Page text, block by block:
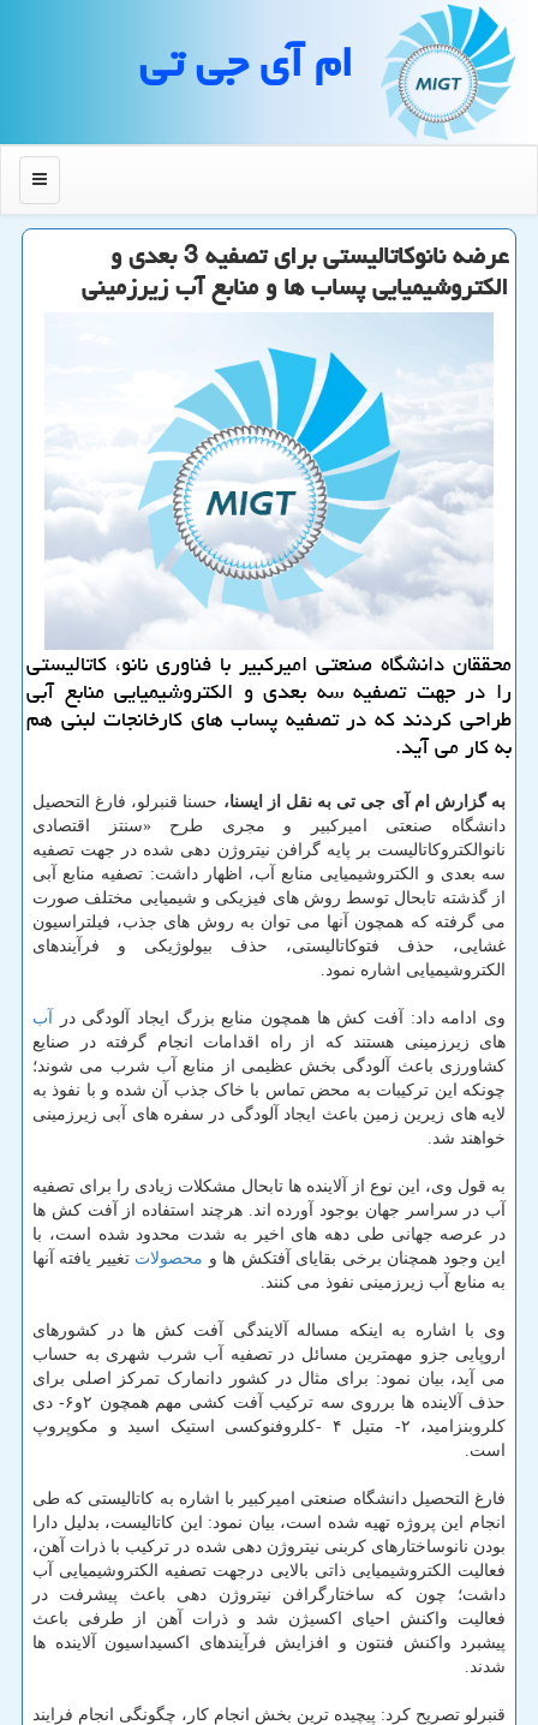
ام آی جی تی
منو
عرضه نانوكاتالیستی برای تصفیه 3 بعدی و
الكتروشیمیایی پساب ها و منابع آب زیرزمینی
محققان دانشگاه صنعتی امیركبیر با فناوری نانو، كاتالیستی
را در جهت تصفیه سه بعدی و الكتروشیمیایی منابع آبی
طراحی كردند كه در تصفیه پساب های كارخانجات لبنی هم
به كار می آید.
به گزارش ام آی جی تی به نقل از ایسنا، حسنا قنبرلو، فارغ التحصیل
دانشگاه صنعتی امیرکبیر و مجری طرح «سنتز اقتصادی
نانوالکتروکاتالیست بر پایه گرافن نیتروژن دهی شده در جهت تصفیه
سه بعدی و الکتروشیمیایی منابع آب، اظهار داشت: تصفیه منابع آبی
از گذشته تابحال توسط روش های فیزیکی و شیمیایی مختلف صورت
می گرفته که همچون آنها می توان به روش های جذب، فیلتراسیون
غشایی، حذف فتوکاتالیستی، حذف بیولوژیکی و فرآیندهای
الکتروشیمیایی اشاره نمود.
وی ادامه داد: آفت کش ها همچون منابع بزرگ ایجاد آلودگی در آب
های زیرزمینی هستند که از راه اقدامات انجام گرفته در صنایع
کشاورزی باعث آلودگی بخش عظیمی از منابع آب شرب می شوند؛
چونکه این ترکیبات به محض تماس با خاک جذب آن شده و با نفوذ به
لایه های زیرین زمین باعث ایجاد آلودگی در سفره های آبی زیرزمینی
خواهند شد.
به قول وی، این نوع از آلاینده ها تابحال مشکلات زیادی را برای تصفیه
آب در سراسر جهان بوجود آورده اند. هرچند استفاده از آفت کش ها
در عرصه جهانی طی دهه های اخیر به شدت محدود شده است، با
این وجود همچنان برخی بقایای آفتکش ها و محصولات تغییر یافته آنها
به منابع آب زیرزمینی نفوذ می کنند.
وی با اشاره به اینکه مساله آلایندگی آفت کش ها در کشورهای
اروپایی جزو مهمترین مسائل در تصفیه آب شرب شهری به حساب
می آید، بیان نمود: برای مثال در کشور دانمارک تمرکز اصلی برای
حذف آلاینده ها برروی سه ترکیب آفت کشی مهم همچون ۲و۶- دی
کلروبنزامید، ۲- متیل ۴ -کلروفنوکسی استیک اسید و مکوپروپ
است.
فارغ التحصیل دانشگاه صنعتی امیرکبیر با اشاره به کاتالیستی که طی
انجام این پروژه تهیه شده است، بیان نمود: این کاتالیست، بدلیل دارا
بودن نانوساختارهای کربنی نیتروژن دهی شده در ترکیب با ذرات آهن،
فعالیت الکتروشیمیایی ذاتی بالایی درجهت تصفیه الکتروشیمیایی آب
داشت؛ چون که ساختارگرافن نیتروژن دهی باعث پیشرفت در
فعالیت واکنش احیای اکسیژن شد و ذرات آهن از طرفی باعث
پیشبرد واکنش فنتون و افزایش فرآیندهای اکسیداسیون آلاینده ها
شدند.
قنبرلو تصریح کرد: پیچیده ترین بخش انجام کار، چگونگی انجام فرایند